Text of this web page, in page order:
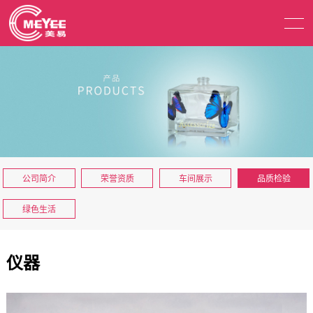
公司简介 荣誉资质 车间展示 品质检验
绿色生活
仪器